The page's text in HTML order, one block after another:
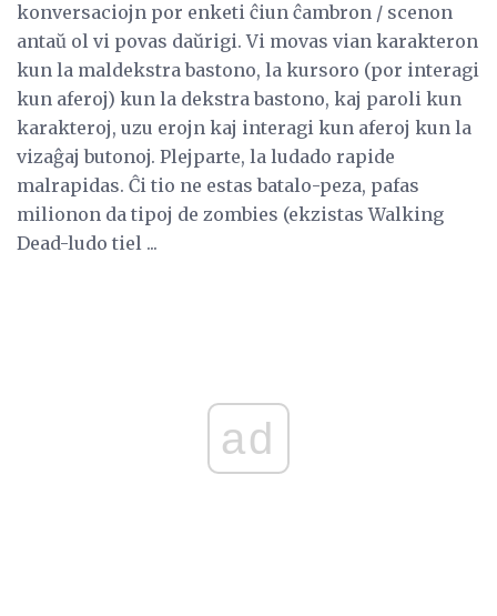
konversaciojn por enketi ĉiun ĉambron / scenon
antaŭ ol vi povas daŭrigi. Vi movas vian karakteron
kun la maldekstra bastono, la kursoro (por interagi
kun aferoj) kun la dekstra bastono, kaj paroli kun
karakteroj, uzu erojn kaj interagi kun aferoj kun la
vizaĝaj butonoj. Plejparte, la ludado rapide
malrapidas. Ĉi tio ne estas batalo-peza, pafas
milionon da tipoj de zombies (ekzistas Walking
Dead-ludo tiel ...
ad